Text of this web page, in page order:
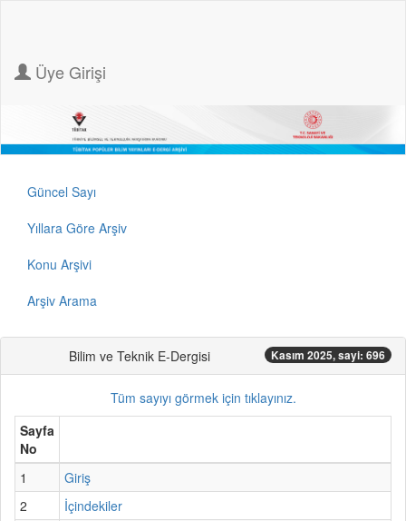
Üye Girişi
Güncel Sayı
Yıllara Göre Arşiv
Konu Arşivi
Arşiv Arama
Bilim ve Teknik E-Dergisi Kasım 2025, sayi: 696
Tüm sayıyı görmek için tıklayınız.
Sayfa
No
1
Giriş
2
İçindekiler